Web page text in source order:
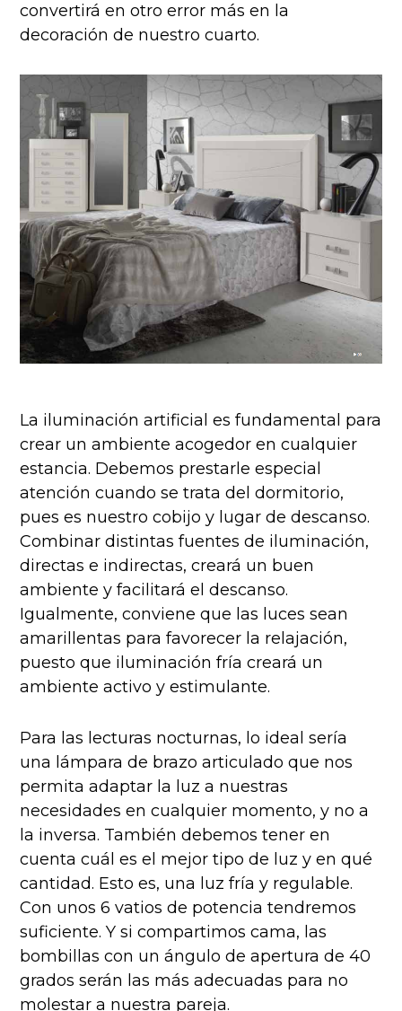
convertirá en otro error más en la
decoración de nuestro cuarto.
La iluminación artificial es fundamental para
crear un ambiente acogedor en cualquier
estancia. Debemos prestarle especial
atención cuando se trata del dormitorio,
pues es nuestro cobijo y lugar de descanso.
Combinar distintas fuentes de iluminación,
directas e indirectas, creará un buen
ambiente y facilitará el descanso.
Igualmente, conviene que las luces sean
amarillentas para favorecer la relajación,
puesto que iluminación fría creará un
ambiente activo y estimulante.
Para las lecturas nocturnas, lo ideal sería
una lámpara de brazo articulado que nos
permita adaptar la luz a nuestras
necesidades en cualquier momento, y no a
la inversa. También debemos tener en
cuenta cuál es el mejor tipo de luz y en qué
cantidad. Esto es, una luz fría y regulable.
Con unos 6 vatios de potencia tendremos
suficiente. Y si compartimos cama, las
bombillas con un ángulo de apertura de 40
grados serán las más adecuadas para no
molestar a nuestra pareja.